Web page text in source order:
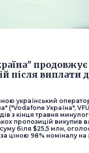
після виплати
український
("Vodafone Україна",
з кінця травня
пропозицій викупив
біля $25,5 млн,
ціною 98% номіналу на